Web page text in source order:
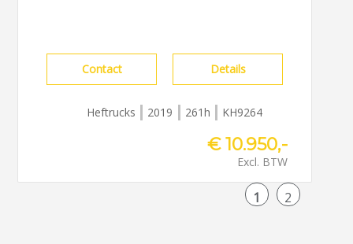
Contact Details
Heftrucks 2019 261h KH9264
€ 10.950,-
Excl. BTW
1 2